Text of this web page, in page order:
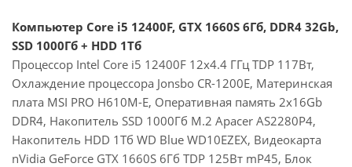
Компьютер Core i5 12400F, GTX 1660S 6Гб, DDR4 32Gb,
SSD 1000Гб + HDD 1Тб
Процессор Intel Core i5 12400F 12x4.4 ГГц TDP 117Вт,
Охлаждение процессора Jonsbo CR-1200E, Материнская
плата MSI PRO H610M-E, Оперативная память 2x16Gb
DDR4, Накопитель SSD 1000Гб M.2 Apacer AS2280P4,
Накопитель HDD 1Тб WD Blue WD10EZEX, Видеокарта
nVidia GeForce GTX 1660S 6Гб TDP 125Вт mP45, Блок